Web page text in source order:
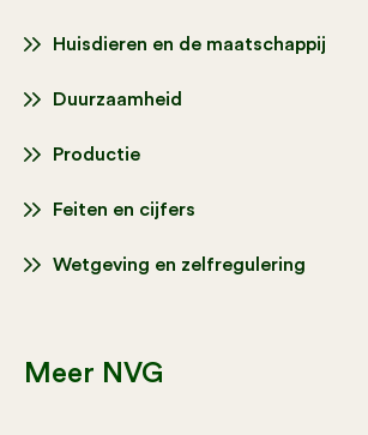
Huisdieren en de maatschappij
Duurzaamheid
Productie
Feiten en cijfers
Wetgeving en zelfregulering
Meer NVG